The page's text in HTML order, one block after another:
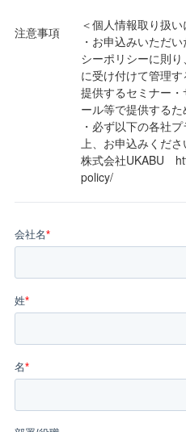
注意事項
＜個人情報取り扱い
・お申込みいただ
シーポリシーに則
に受け付けて管理
提供するセミナー
ール等で提供するた
・必ず以下の各社
上、お申込みくださ
株式会社UKABU
policy/